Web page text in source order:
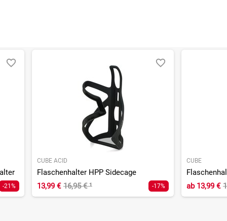
-21%
CUBE ACID
Flaschenhalter HPP Sidecage
13,99 € 16,95 €¹ -17%
CUBE
ab13,99 €